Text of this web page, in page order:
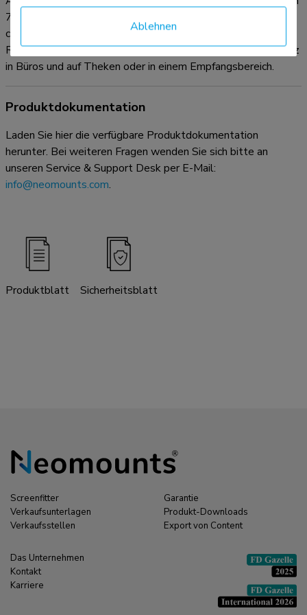
7 bis 13 cm, in Schritten von 1,5 cm. Breite 32 cm, Tiefe 26
cm . Durch eine ergonomische Halterung können Nacken- und
Rückenbeschwerden vermieden werden. Ideal für den Einsatz
in Büros und auf Theken oder in einem Empfangsbereich.
Produktdokumentation
Laden Sie hier die verfügbare Produktdokumentation
herunter. Bei weiteren Fragen wenden Sie sich bitte an
unseren Service & Support Desk per E-Mail:
info@neomounts.com.
Produktblatt Sicherheitsblatt
Screenfitter
Verkaufsunterlagen
Verkaufsstellen
Garantie
Produkt-Downloads
Export von Content
Das Unternehmen
Kontakt
Karriere
Ablehnen